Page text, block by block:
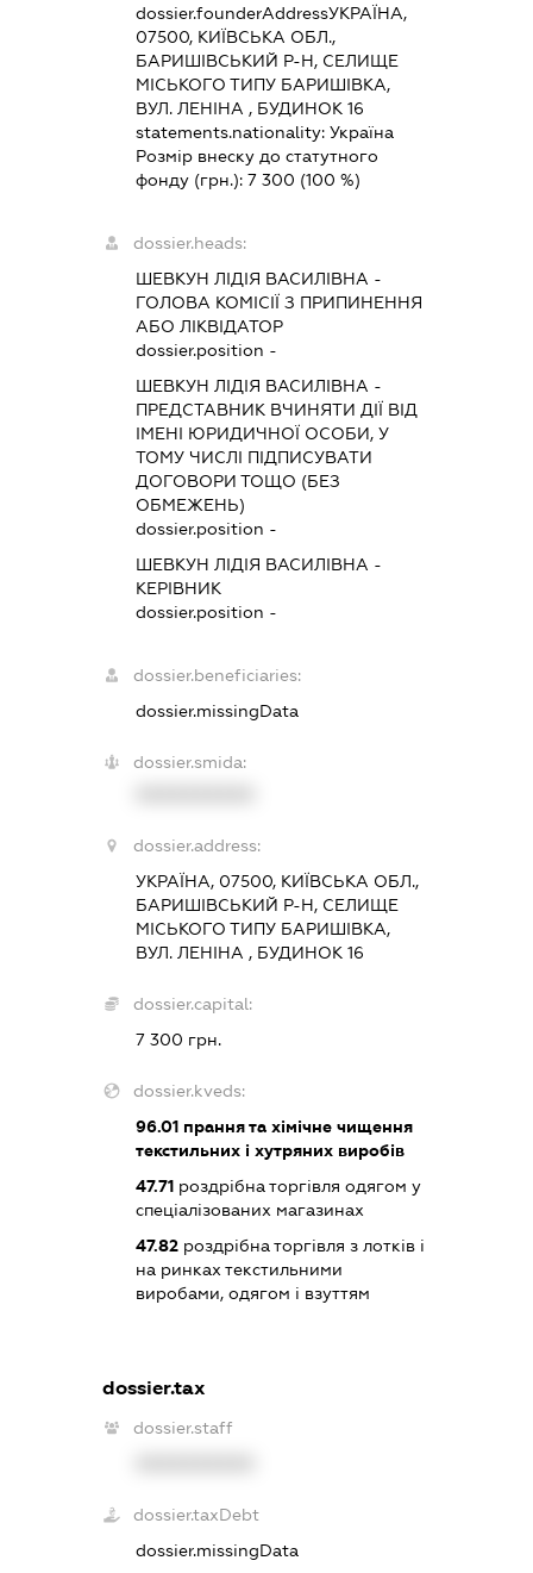
dossier.founderAddressУКРАЇНА,
07500, КИЇВСЬКА ОБЛ.,
БАРИШІВСЬКИЙ Р-Н, СЕЛИЩЕ
МІСЬКОГО ТИПУ БАРИШІВКА,
ВУЛ. ЛЕНІНА , БУДИНОК 16
statements.nationality: Україна
Розмір внеску до статутного
фонду (грн.): 7 300 (100 %)
dossier.heads:
ШЕВКУН ЛІДІЯ ВАСИЛІВНА -
ГОЛОВА КОМІСІЇ З ПРИПИНЕННЯ
АБО ЛІКВІДАТОР
dossier.position -
ШЕВКУН ЛІДІЯ ВАСИЛІВНА -
ПРЕДСТАВНИК ВЧИНЯТИ ДІЇ ВІД
ІМЕНІ ЮРИДИЧНОЇ ОСОБИ, У
ТОМУ ЧИСЛІ ПІДПИСУВАТИ
ДОГОВОРИ ТОЩО (БЕЗ
ОБМЕЖЕНЬ)
dossier.position -
ШЕВКУН ЛІДІЯ ВАСИЛІВНА -
КЕРІВНИК
dossier.position -
dossier.beneficiaries:
dossier.missingData
dossier.smida:
dossier.address:
УКРАЇНА, 07500, КИЇВСЬКА ОБЛ.,
БАРИШІВСЬКИЙ Р-Н, СЕЛИЩЕ
МІСЬКОГО ТИПУ БАРИШІВКА,
ВУЛ. ЛЕНІНА , БУДИНОК 16
dossier.capital:
7 300 грн.
dossier.kveds:
96.01прання та хімічне чищення
текстильних і хутряних виробів
47.71роздрібна торгівля одягом у
спеціалізованих магазинах
47.82роздрібна торгівля з лотків і
на ринках текстильними
виробами, одягом і взуттям
dossier.tax
dossier.staff
dossier.taxDebt
dossier.missingData